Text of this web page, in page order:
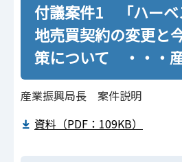
付議案件1 「ハーベ
地売買契約の変更と
策について ・・・
産業振興局長 案件説明
資料（PDF：109KB）